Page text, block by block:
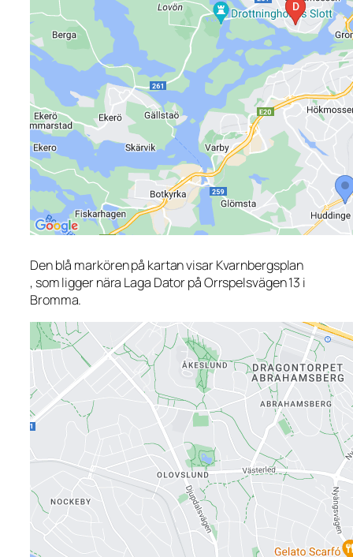
Den blå markören på kartan visar Kvarnbergsplan
, som ligger nära Laga Dator på Orrspelsvägen 13 i
Bromma.